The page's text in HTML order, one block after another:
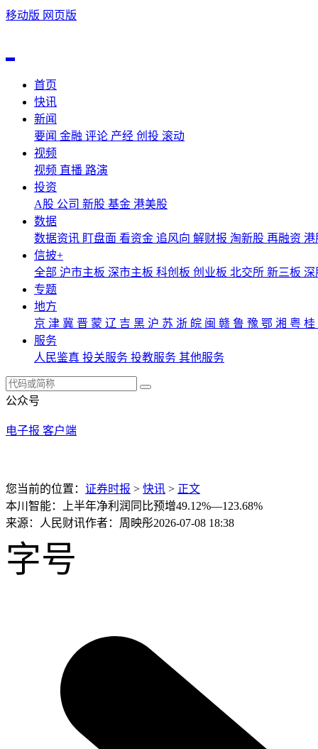
移动版 网页版
首页
快讯
新闻
要闻 金融 评论 产经 创投 滚动
视频
视频 直播 路演
投资
A股 公司 新股 基金 港美股
数据
数据资讯 盯盘面 看资金 追风向 解财报 淘新股 再融资
信披+
全部 沪市主板 深市主板 科创板 创业板 北交所 新三板
专题
地方
京 津 冀 晋 蒙 辽 吉 黑 沪 苏 浙 皖 闽 赣 鲁 豫 鄂 湘 粤 桂
服务
人民鉴真 投关服务 投教服务 其他服务
公众号
电子报 客户端
您当前的位置： 证券时报 > 快讯 > 正文
本川智能：上半年净利润同比预增49.12%—123.68%
来源：人民财讯作者：周映彤2026-07-08 18:38
字号